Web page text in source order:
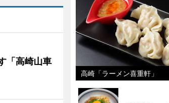
「高崎山車
高崎「ラーメン喜重軒」